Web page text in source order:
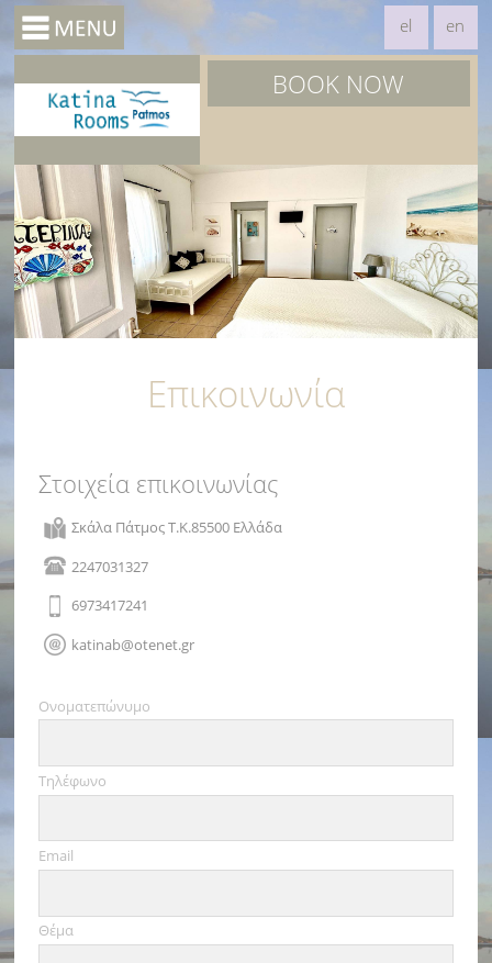
en
el
BOOK NOW
Επικοινωνία
Στοιχεία επικοινωνίας
Σκάλα Πάτμος Τ.Κ.85500 Ελλάδα
2247031327
6973417241
katinab@otenet.gr
Oνοματεπώνυμο
Τηλέφωνο
Email
Θέμα